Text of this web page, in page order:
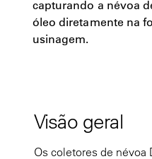
capturando a névoa
óleo diretamente na
usinagem.
Visão geral
Os coletores de névoa